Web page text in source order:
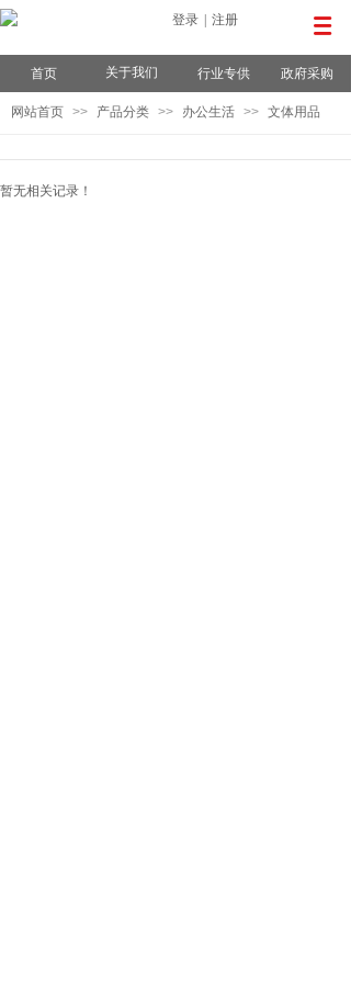
登录 注册
首页 关于我们 行业专供 政府采购
网站首页 >> 产品分类 >> 办公生活 >> 文体用品
暂无相关记录！